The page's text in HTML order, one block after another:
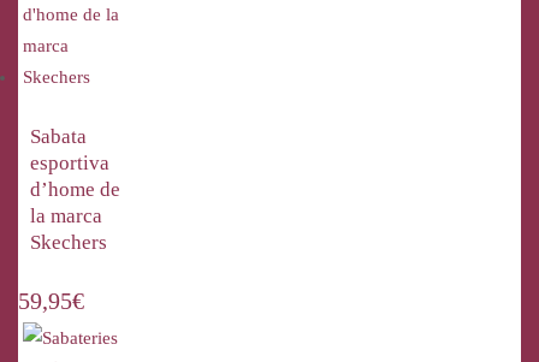
Sabata
esportiva
d’home de
la marca
Skechers
59,95€